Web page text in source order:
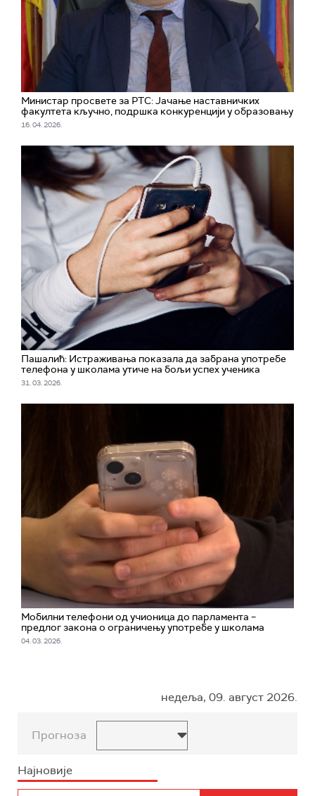
Министар просвете за РТС: Јачање наставничких
факултета кључно, подршка конкуренцији у образовању
16. 04. 2026.
Пашалић: Истраживања показала да забрана употребе
телефона у школама утиче на бољи успех ученика
31. 03. 2026.
Мобилни телефони од учионица до парламента –
предлог закона о ограничењу употребе у школама
04. 03. 2026.
недеља, 09. август 2026.
Прогноза
Најновије